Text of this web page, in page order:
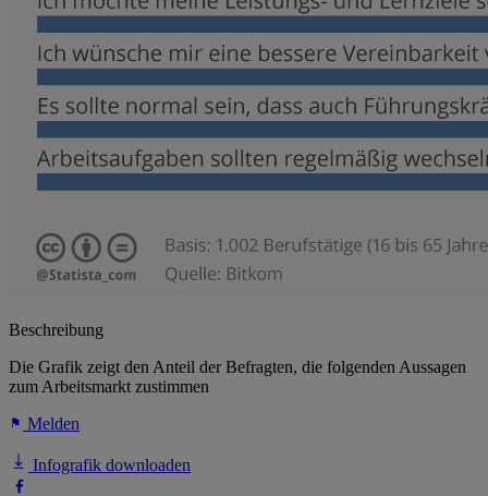
Beschreibung
Die Grafik zeigt den Anteil der Befragten, die folgenden Aussagen
zum Arbeitsmarkt zustimmen
Melden
Infografik downloaden